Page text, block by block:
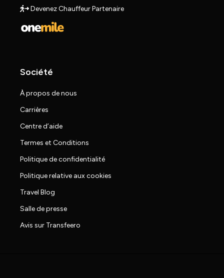
Devenez Chauffeur Partenaire
Société
À propos de nous
Carrières
Centre d’aide
Termes et Conditions
Politique de confidentialité
Politique relative aux cookies
Travel Blog
Salle de presse
Avis sur Transfeero